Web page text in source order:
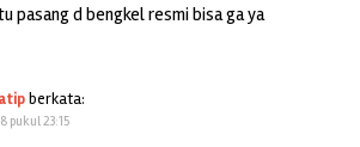
pasang d bengkel resmi bisa ga ya
berkata:
pukul 23:15